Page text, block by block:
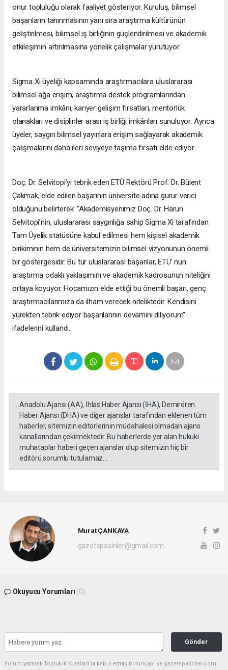
onur topluluğu olarak faaliyet gösteriyor. Kuruluş, bilimsel
başarıların tanınmasının yanı sıra araştırma kültürünün
geliştirilmesi, bilimsel iş birliğinin güçlendirilmesi ve akademik
etkileşimin artırılmasına yönelik çalışmalar yürütüyor.
Sigma Xi üyeliği kapsamında araştırmacılara uluslararası
bilimsel ağa erişim, araştırma destek programlarından
yararlanma imkânı, kariyer gelişim fırsatları, mentorluk
olanakları ve disiplinler arası iş birliği imkânları sunuluyor. Ayrıca
üyeler, saygın bilimsel yayınlara erişim sağlayarak akademik
çalışmalarını daha ileri seviyeye taşıma fırsatı elde ediyor.
Doç. Dr. Selvitopi’yi tebrik eden ETÜ Rektörü Prof. Dr. Bülent
Çakmak, elde edilen başarının üniversite adına gurur verici
olduğunu belirterek: "Akademisyenimiz Doç. Dr. Harun
Selvitopi’nin, uluslararası saygınlığa sahip Sigma Xi tarafından
Tam Üyelik statüsüne kabul edilmesi hem kişisel akademik
birikiminin hem de üniversitemizin bilimsel vizyonunun önemli
bir göstergesidir. Bu tür uluslararası başarılar, ETÜ’ nün
araştırma odaklı yaklaşımını ve akademik kadrosunun niteliğini
ortaya koyuyor. Hocamızın elde ettiği bu önemli başarı, genç
araştırmacılarımıza da ilham verecek niteliktedir. Kendisini
yürekten tebrik ediyor başarılarının devamını diliyorum"
ifadelerini kullandı.
Anadolu Ajansı (AA), İhlas Haber Ajansı (İHA), Demirören
Haber Ajansı (DHA) ve diğer ajanslar tarafından eklenen tüm
haberler, sitemizin editörlerinin müdahalesi olmadan ajans
kanallarından çekilmektedir. Bu haberlerde yer alan hukuki
muhataplar haberi geçen ajanslar olup sitemizin hiç bir
editörü sorumlu tutulamaz...
Murat ÇANKAYA
gazetepasinler@gmail.com
Okuyucu Yorumları (0)
Gönder
Yorum yazarak Topluluk Kuralları’nı kabul etmiş bulunuyor ve gazetepasinler.com